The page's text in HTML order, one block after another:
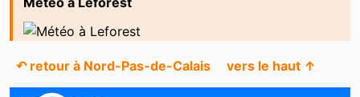
↶ retour à Nord-Pas-de-Calais vers le haut ↑